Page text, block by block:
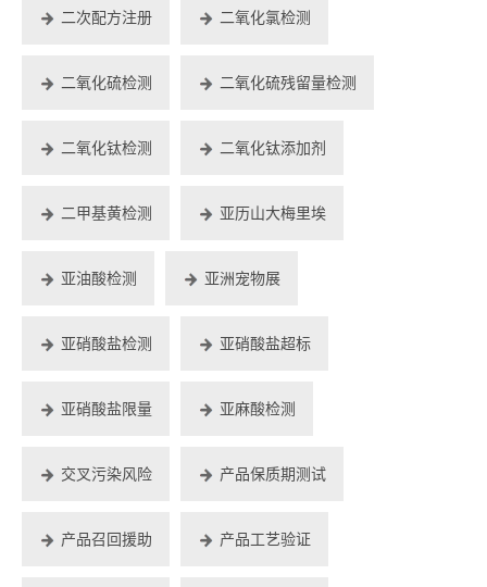
二次配方注册 二氧化氯检测
二氧化硫检测 二氧化硫残留量检测
二氧化钛检测 二氧化钛添加剂
二甲基黄检测 亚历山大梅里埃
亚油酸检测 亚洲宠物展
亚硝酸盐检测 亚硝酸盐超标
亚硝酸盐限量 亚麻酸检测
交叉污染风险 产品保质期测试
产品召回援助 产品工艺验证